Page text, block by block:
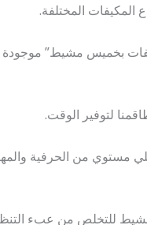
المختلفة.
بخميس مشيط” موجودة
لتوفير الوقت.
مستوي من الحرفية
للتخلص من عبء